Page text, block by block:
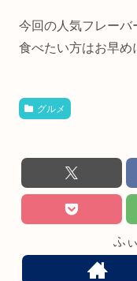
今回の人気フレーバ
食べたい方はお早め
グルメ
ふ